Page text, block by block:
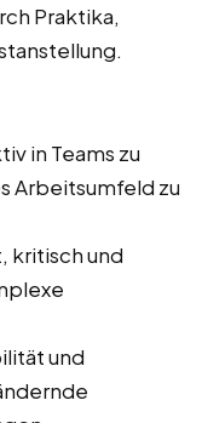
Praktika,
in Teams zu
Arbeitsumfeld zu
kritisch und
und